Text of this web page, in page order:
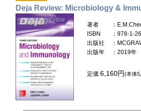
Deja Review: Microbiology &
著者
：
ISBN
：978-1-
出版社
：
出版年
：2019年
定価6,160円(本体